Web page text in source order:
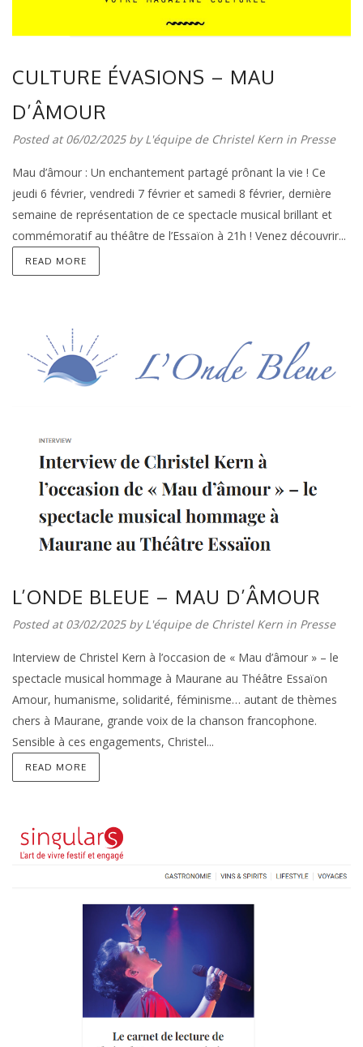
CULTURE ÉVASIONS – MAU
D’ÂMOUR
Posted at 06/02/2025 byL'équipe de Christel Kern in Presse
Mau d’âmour : Un enchantement partagé prônant la vie ! Ce
jeudi 6 février, vendredi 7 février et samedi 8 février, dernière
semaine de représentation de ce spectacle musical brillant et
commémoratif au théâtre de l’Essaïon à 21h ! Venez découvrir...
READ MORE
L’ONDE BLEUE – MAU D’ÂMOUR
Posted at 03/02/2025 byL'équipe de Christel Kern in Presse
Interview de Christel Kern à l’occasion de « Mau d’âmour » – le
spectacle musical hommage à Maurane au Théâtre Essaïon
Amour, humanisme, solidarité, féminisme… autant de thèmes
chers à Maurane, grande voix de la chanson francophone.
Sensible à ces engagements, Christel...
READ MORE